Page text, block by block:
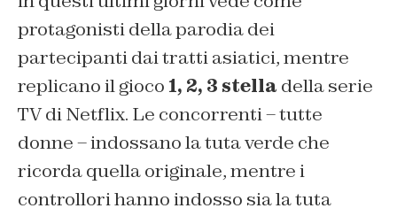
protagonisti della parodia dei
partecipanti dai tratti asiatici, mentre
replicano il gioco 1, 2, 3 stella della serie
TV di Netflix. Le concorrenti – tutte
donne – indossano la tuta verde che
ricorda quella originale, mentre i
controllori hanno indosso sia la tuta